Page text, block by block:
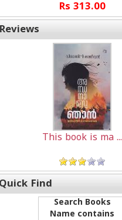
Rs 313.00
Reviews
This book is ma ...
Quick Find
Search Books
Name contains